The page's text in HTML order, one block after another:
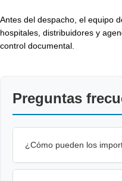
Antes del despacho, el equipo
hospitales, distribuidores y
control documental.
Preguntas
¿Cómo pueden los